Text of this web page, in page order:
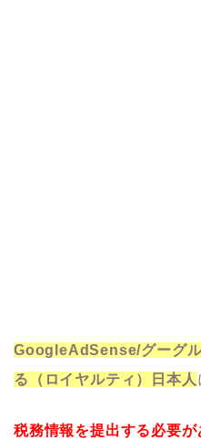
GoogleAdSense/グーグ
る（ロイヤルティ）日本人
税務情報を提出する必要が